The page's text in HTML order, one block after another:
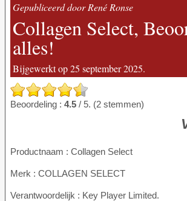
Gepubliceerd door René Ronse
Collagen Select,
alles!
Bijgewerkt op 25 september 2025.
Beoordeling : 4.5 / 5. (2 stemmen)
Productnaam : Collagen Select
Merk : COLLAGEN SELECT
Verantwoordelijk : Key Player Limited.